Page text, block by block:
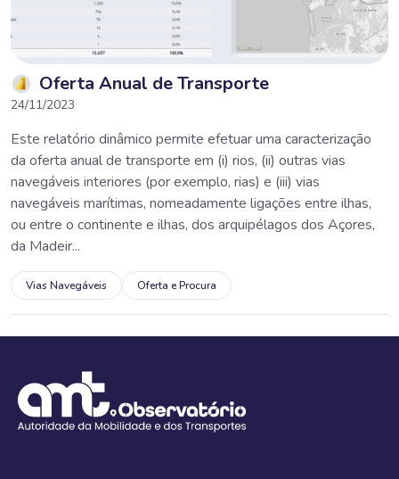
Oferta Anual de Transporte
24/11/2023
Este relatório dinâmico permite efetuar uma caracterização
da oferta anual de transporte em (i) rios, (ii) outras vias
navegáveis interiores (por exemplo, rias) e (iii) vias
navegáveis marítimas, nomeadamente ligações entre ilhas,
ou entre o continente e ilhas, dos arquipélagos dos Açores,
da Madeir...
Vias Navegáveis Oferta e Procura